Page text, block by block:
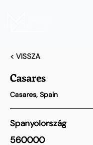
< VISSZA
Casares
Casares, Spain
Spanyolország
560000